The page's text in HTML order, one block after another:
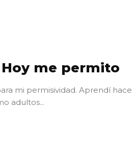
me permito
mi permisividad. Aprendí
adultos...